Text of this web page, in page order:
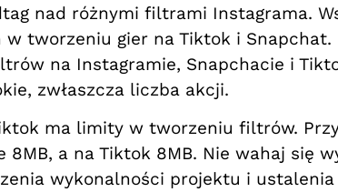
nad różnymi filtrami Instagrama.
tworzeniu gier na Tiktok i
na Instagramie, Snapchacie i
zwłaszcza liczba akcji.
ma limity w tworzeniu filtrów.
a na Tiktok 8MB. Nie wahaj się
wykonalności projektu i